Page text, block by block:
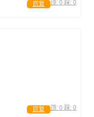
顶: 0 踩: 0
回复
顶: 0 踩: 0
回复